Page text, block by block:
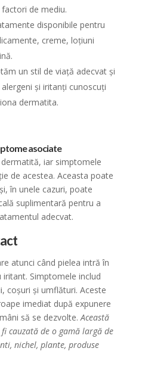
de mediu.
disponibile pentru
creme, loțiuni
un stil de viață adecvat și
și iritanți cunoscuți
dermatita.
asociate
iar simptomele
de acestea. Aceasta poate
în unele cazuri, poate
suplimentară pentru a
adecvat.
atunci când pielea intră în
Simptomele includ
coșuri și umflături. Aceste
imediat după expunere
să se dezvolte. Această
cauzată de o gamă largă de
nichel, plante, produse